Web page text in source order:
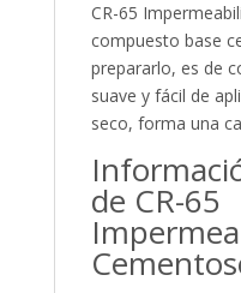
CR-65
compuesto base
prepararlo, es de
suave y fácil de
seco, forma una
de CR-65